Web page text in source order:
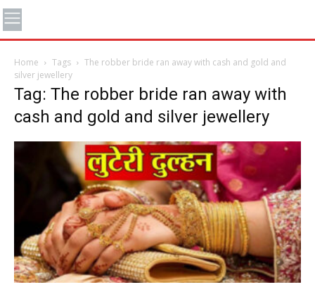
Home Tags
The robber bride ran away with cash and gold and
silver jewellery
Tag: The robber bride ran away with
cash and gold and silver jewellery